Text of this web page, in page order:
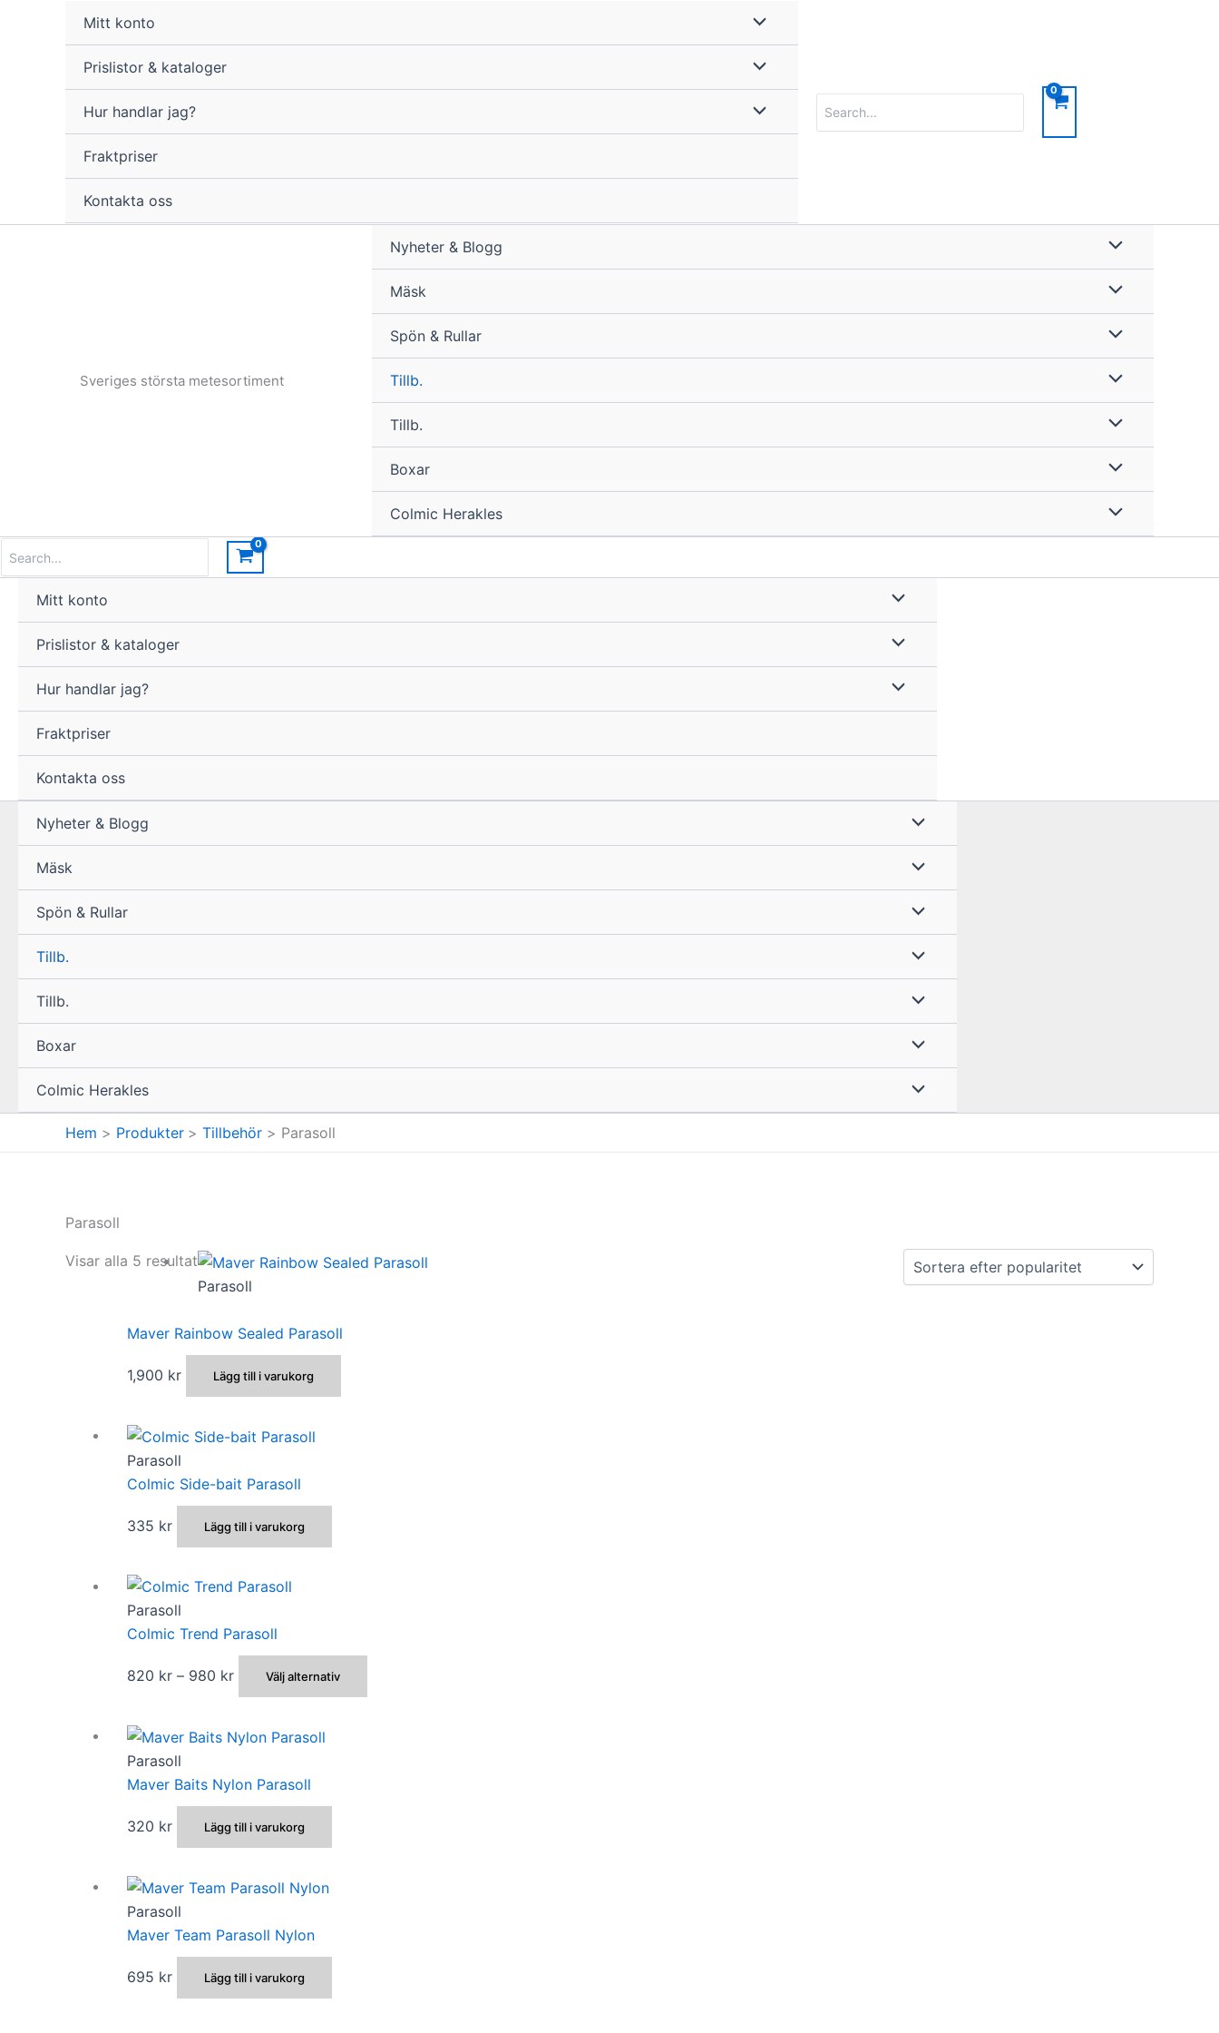
Mitt konto
Prislistor & kataloger
Hur handlar jag?
Fraktpriser
Kontakta oss
for:
Sveriges största metesortiment
Nyheter & Blogg
Mäsk
Spön & Rullar
Tillb.
Tillb.
Boxar
Colmic Herakles
for:
Mitt konto
Prislistor & kataloger
Hur handlar jag?
Fraktpriser
Kontakta oss
Nyheter & Blogg
Mäsk
Spön & Rullar
Tillb.
Tillb.
Boxar
Colmic Herakles
Hem Produkter Tillbehör Parasoll
Parasoll
Visar alla 5 resultat
Parasoll
Maver Rainbow Sealed Parasoll
1,900 kr Lägg till i varukorg
Parasoll
Colmic Side-bait Parasoll
335 kr Lägg till i varukorg
Parasoll
Colmic Trend Parasoll
820 kr – 980 krPrisintervall:
820 kr
980 kr
Välj alternativ
här
Parasoll
Maver Baits Nylon Parasoll
320 kr Lägg till i varukorg
Parasoll
Maver Team Parasoll Nylon
695 kr Lägg till i varukorg